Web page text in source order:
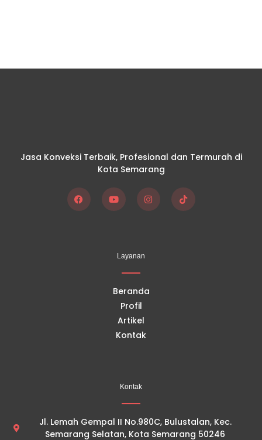
Jasa Konveksi Terbaik, Profesional dan Termurah di
Kota Semarang
F
Y
I
T
Layanan
Beranda
Profil
Artikel
Kontak
Kontak
Jl. Lemah Gempal II No.980C, Bulustalan, Kec.
Semarang Selatan, Kota Semarang 50246